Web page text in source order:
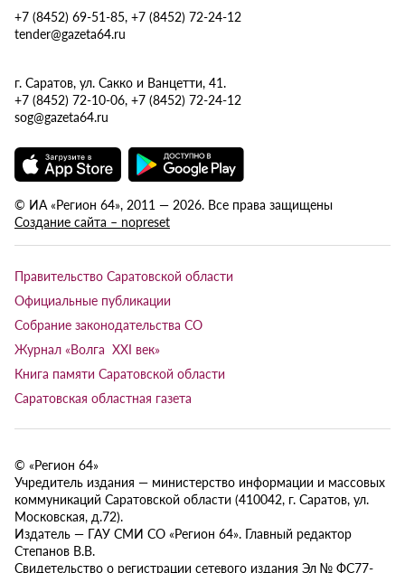
+7 (8452) 69-51-85, +7 (8452) 72-24-12
tender@gazeta64.ru
г. Саратов, ул. Сакко и Ванцетти, 41.
+7 (8452) 72-10-06, +7 (8452) 72-24-12
sog@gazeta64.ru
© ИА «Регион 64», 2011 — 2026. Все права защищены
Создание сайта – nopreset
Правительство Саратовской области
Официальные публикации
Собрание законодательства СО
Журнал «Волга XXI век»
Книга памяти Саратовской области
Саратовская областная газета
© «Регион 64»
Учредитель издания — министерство информации и массовых
коммуникаций Саратовской области (410042, г. Саратов, ул.
Московская, д.72).
Издатель — ГАУ СМИ СО «Регион 64». Главный редактор
Степанов В.В.
Свидетельство о регистрации сетевого издания Эл № ФС77-